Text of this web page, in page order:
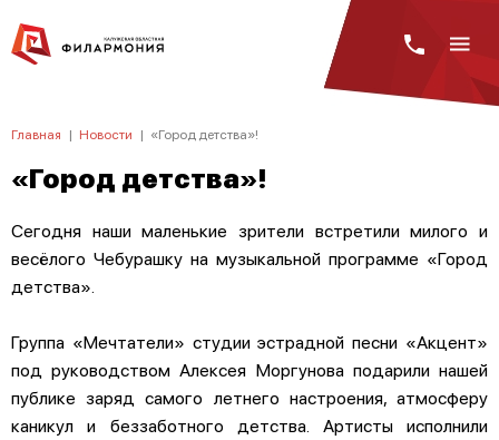
Главная | Новости | «Город детства»!
«Город детства»!
Сегодня наши маленькие зрители встретили милого и
весёлого Чебурашку на музыкальной программе «Город
детства».
Группа «Мечтатели» студии эстрадной песни «Акцент»
под руководством Алексея Моргунова подарили нашей
публике заряд самого летнего настроения, атмосферу
каникул и беззаботного детства. Артисты исполнили